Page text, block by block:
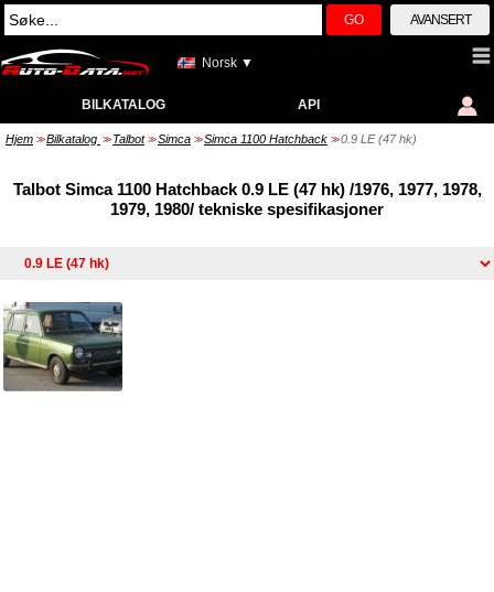
GO AVANSERT
Norsk ▼
BILKATALOG API
Hjem >> Bilkatalog >> Talbot >> Simca >> Simca 1100 Hatchback >> 0.9 LE (47 hk)
Talbot Simca 1100 Hatchback 0.9 LE (47 hk) /1976, 1977, 1978,
1979, 1980/ tekniske spesifikasjoner